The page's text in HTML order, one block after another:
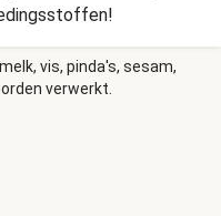
vis, pinda's, sesam,
verwerkt.